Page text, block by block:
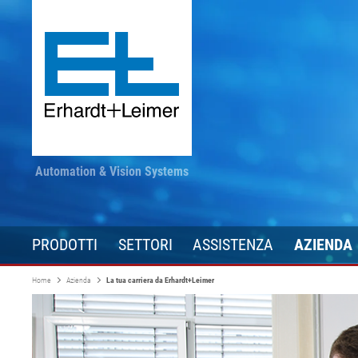
PRODOTTI
Tecnologia di azionamento
Tecnologia
SETTORI
Tessuto, tappeto, non
Converting
ASSISTENZA AZIENDA
Rimangano informati
Automation & Vision Systems
Home Azienda La tua carriera da Erhardt+Leimer